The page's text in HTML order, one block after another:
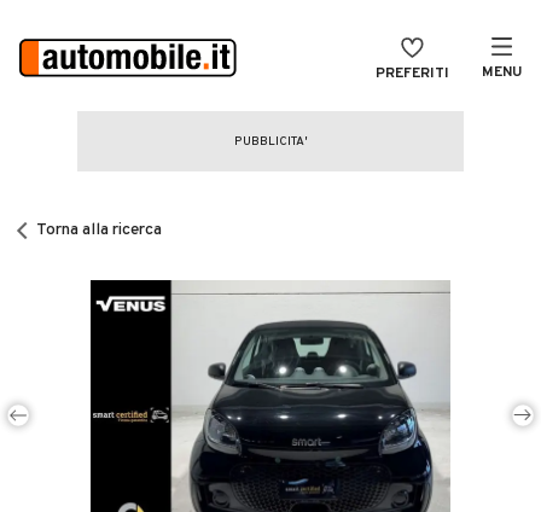
PREFERITI MENU
CERCA
Auto Nuove
Noleggio a lungo termine
Auto d'epoca
Torna alla ricerca